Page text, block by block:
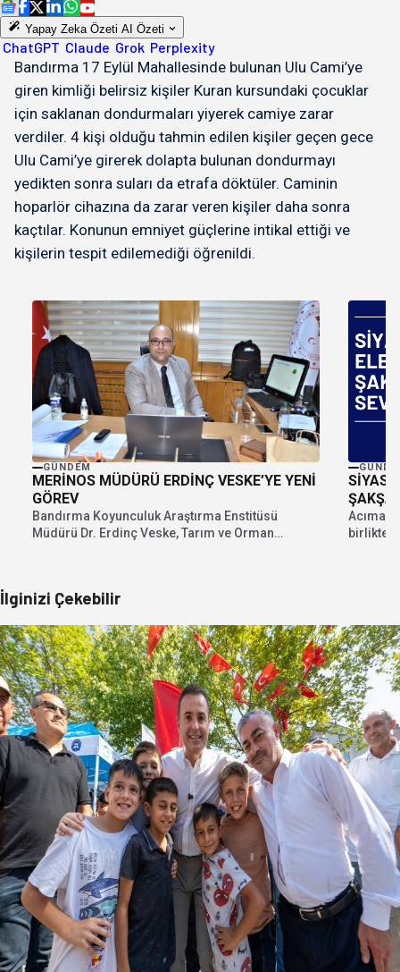
Yapay Zeka Özeti AI Özeti
ChatGPT Claude Grok Perplexity
Bandırma 17 Eylül Mahallesinde bulunan Ulu Cami’ye
giren kimliği belirsiz kişiler Kuran kursundaki çocuklar
için saklanan dondurmaları yiyerek camiye zarar
verdiler. 4 kişi olduğu tahmin edilen kişiler geçen gece
Ulu Cami’ye girerek dolapta bulunan dondurmayı
yedikten sonra suları da etrafa döktüler. Caminin
hoparlör cihazına da zarar veren kişiler daha sonra
kaçtılar. Konunun emniyet güçlerine intikal ettiği ve
kişilerin tespit edilemediği öğrenildi.
GÜNDEM
MERİNOS MÜDÜRÜ ERDİNÇ VESKE’YE YENİ
GÖREV
Bandırma Koyunculuk Araştırma Enstitüsü
Müdürü Dr. Erdinç Veske, Tarım ve Orman
birlikte
İlginizi Çekebilir